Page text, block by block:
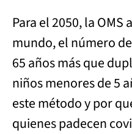
Para el 2050, la
mundo, el número
65 años más que
niños menores de 5
este método y por
quienes padecen